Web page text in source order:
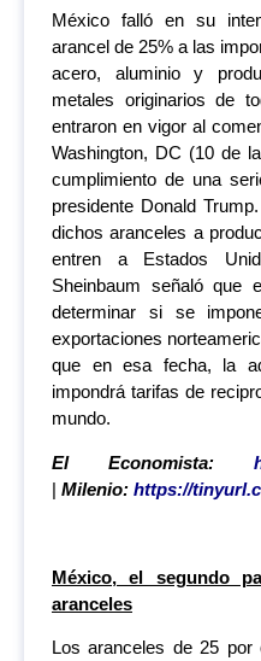
México falló en su
arancel de 25% a las
acero, aluminio y
metales originarios de
entraron en vigor al
Washington, DC (10 de
cumplimiento de una
presidente Donald
dichos aranceles a
entren a Estados
Sheinbaum señaló que
determinar si se
exportaciones
que en esa fecha, la
impondrá tarifas de
mundo.
El Economista:
| Milenio: https://
México, el segundo
aranceles
Los aranceles de 25